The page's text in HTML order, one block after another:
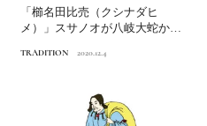
「櫛名田比売（クシナダヒ
メ）」スサノオが八岐大蛇から
お...
TRADITION 2020.12.4